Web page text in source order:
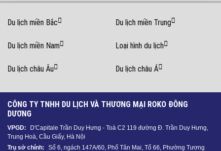
Du lịch miền Bắc Du lịch miền Trung
Du lịch miền Nam Loại hình du lịch
Du lịch châu Âu Du lịch châu Á
CÔNG TY TNHH DU LỊCH VÀ THƯƠNG MẠI ROKO ĐÔNG
DƯƠNG
VPGD:
D'Capitale Trần Duy Hưng - Toà C2 119 đường Đ. Trần Duy Hưng,
Trung Hoà, Cầu Giấy, Hà Nội
Trụ sở chính:
Số 6, ngách 147A/60, Phố Tân Mai, Tổ 66, Phường Tương